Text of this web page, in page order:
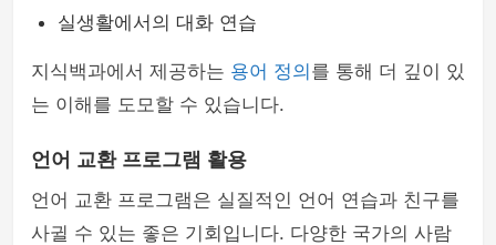
실생활에서의 대화 연습
지식백과에서 제공하는 용어 정의 를 통해 더 깊이 있
는 이해를 도모할 수 있습니다.
언어 교환 프로그램 활용
언어 교환 프로그램은 실질적인 언어 연습과 친구를
사귈 수 있는 좋은 기회입니다. 다양한 국가의 사람